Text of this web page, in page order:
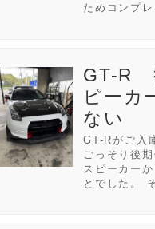
ためコンプ
GT-R
ピーカ
ない
GT-Rがご入
ごっそり後
スピーカー
とでした。